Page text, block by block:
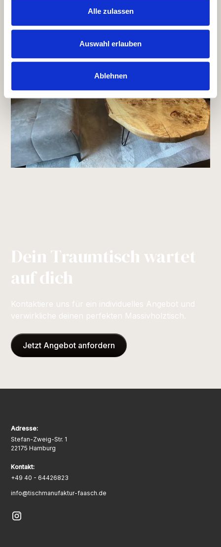
Alle zulassen
Auswahl erlauben
Ablehnen
Dein Traumtisch wartet
auf dich
Kontaktiere uns für ein individuelles Angebot und
verwirkliche deinen perfekten Massivholztisch.
Jetzt Angebot anfordern
Adresse:
Stefan-Zweig-Str. 1
22175 Hamburg
Kontakt:
+49 40 - 64426823
info@tischmanufaktur-faasch.de